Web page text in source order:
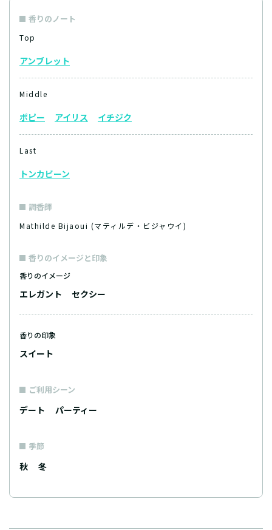
香りのノート
Top
アンブレット
Middle
ポピー アイリス イチジク
Last
トンカビーン
調香師
Mathilde Bijaoui (マティルデ・ビジャウイ)
香りのイメージと印象
香りのイメージ
エレガント セクシー
香りの印象
スイート
ご利用シーン
デート パーティー
季節
秋 冬